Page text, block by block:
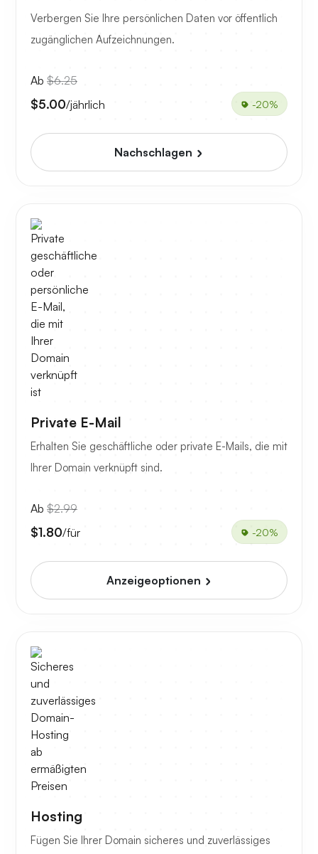
Verbergen Sie Ihre persönlichen Daten vor öffentlich
zugänglichen Aufzeichnungen.
Ab $6.25
$5.00/jährlich -20%
Nachschlagen
Private E-Mail
Erhalten Sie geschäftliche oder private E-Mails, die mit
Ihrer Domain verknüpft sind.
Ab $2.99
$1.80/für -20%
Anzeigeoptionen
Hosting
Fügen Sie Ihrer Domain sicheres und zuverlässiges